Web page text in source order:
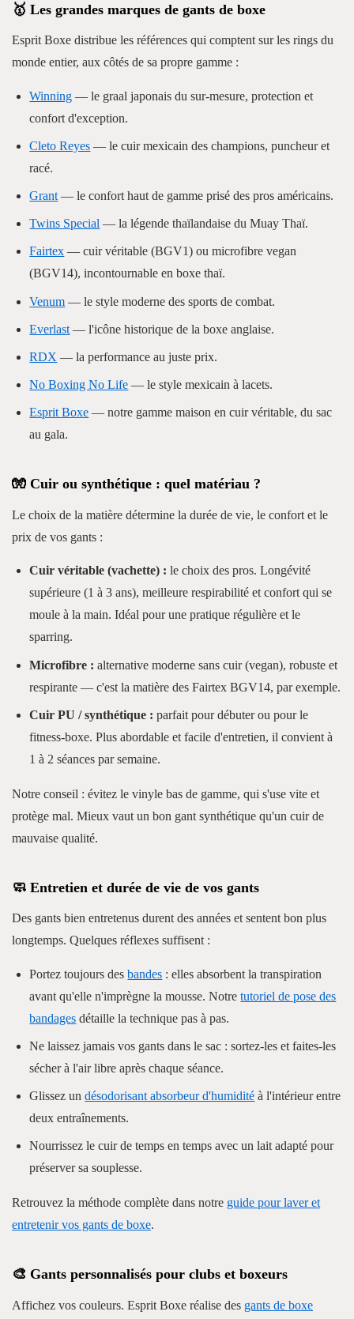
🥇 Les grandes marques de gants de boxe
Esprit Boxe distribue les références qui comptent sur les rings du
monde entier, aux côtés de sa propre gamme :
Winning — le graal japonais du sur-mesure, protection et
confort d'exception.
Cleto Reyes — le cuir mexicain des champions, puncheur et
racé.
Grant — le confort haut de gamme prisé des pros américains.
Twins Special — la légende thaïlandaise du Muay Thaï.
Fairtex — cuir véritable (BGV1) ou microfibre vegan
(BGV14), incontournable en boxe thaï.
Venum — le style moderne des sports de combat.
Everlast — l'icône historique de la boxe anglaise.
RDX — la performance au juste prix.
No Boxing No Life — le style mexicain à lacets.
Esprit Boxe — notre gamme maison en cuir véritable, du sac
au gala.
🧤 Cuir ou synthétique : quel matériau ?
Le choix de la matière détermine la durée de vie, le confort et le
prix de vos gants :
Cuir véritable (vachette) : le choix des pros. Longévité
supérieure (1 à 3 ans), meilleure respirabilité et confort qui se
moule à la main. Idéal pour une pratique régulière et le
sparring.
Microfibre : alternative moderne sans cuir (vegan), robuste et
respirante — c'est la matière des Fairtex BGV14, par exemple.
Cuir PU / synthétique : parfait pour débuter ou pour le
fitness-boxe. Plus abordable et facile d'entretien, il convient à
1 à 2 séances par semaine.
Notre conseil : évitez le vinyle bas de gamme, qui s'use vite et
protège mal. Mieux vaut un bon gant synthétique qu'un cuir de
mauvaise qualité.
🧼 Entretien et durée de vie de vos gants
Des gants bien entretenus durent des années et sentent bon plus
longtemps. Quelques réflexes suffisent :
Portez toujours desbandes : elles absorbent la transpiration
avant qu'elle n'imprègne la mousse. Notretutoriel de pose des
bandages détaille la technique pas à pas.
Ne laissez jamais vos gants dans le sac : sortez-les et faites-les
sécher à l'air libre après chaque séance.
Glissez undésodorisant absorbeur d'humidité à l'intérieur entre
deux entraînements.
Nourrissez le cuir de temps en temps avec un lait adapté pour
préserver sa souplesse.
Retrouvez la méthode complète dans notre guide pour laver et
entretenir vos gants de boxe.
🎨 Gants personnalisés pour clubs et boxeurs
Affichez vos couleurs. Esprit Boxe réalise des gants de boxe